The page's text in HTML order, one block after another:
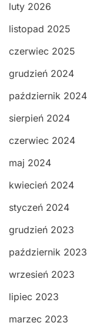
luty 2026
listopad 2025
czerwiec 2025
grudzień 2024
październik 2024
sierpień 2024
czerwiec 2024
maj 2024
kwiecień 2024
styczeń 2024
grudzień 2023
październik 2023
wrzesień 2023
lipiec 2023
marzec 2023